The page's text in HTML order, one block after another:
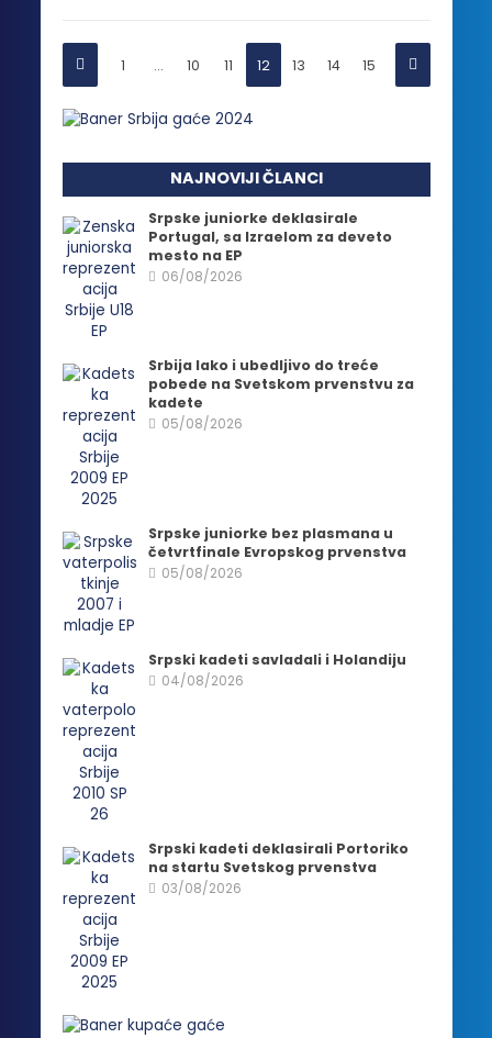
1 … 10 11 12 13 14 15
NAJNOVIJI ČLANCI
Srpske juniorke deklasirale
Portugal, sa Izraelom za deveto
mesto na EP
06/08/2026
Srbija lako i ubedljivo do treće
pobede na Svetskom prvenstvu za
kadete
05/08/2026
Srpske juniorke bez plasmana u
četvrtfinale Evropskog prvenstva
05/08/2026
Srpski kadeti savladali i Holandiju
04/08/2026
Srpski kadeti deklasirali Portoriko
na startu Svetskog prvenstva
03/08/2026